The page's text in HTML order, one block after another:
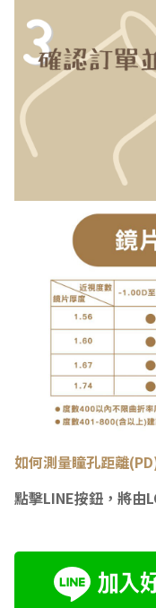
如何測量瞳孔距離
點擊LINE按鈕，將由